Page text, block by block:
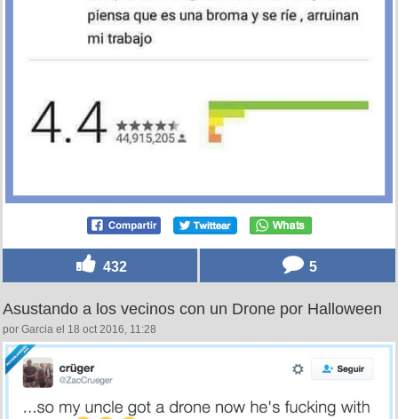
432 5
Asustando a los vecinos con un Drone por Halloween
por Garcia el 18 oct 2016, 11:28